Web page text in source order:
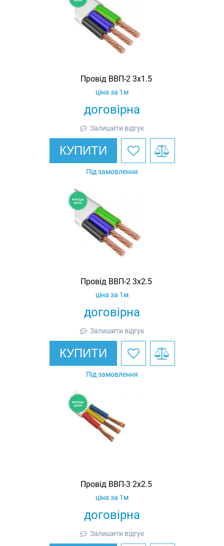
Провід ВВП-2 3х1.5
договірна
ціна за 1м
Залишити відгук
КУПИТИ
Під замовлення
Провід ВВП-2 3х2.5
договірна
ціна за 1м
Залишити відгук
КУПИТИ
Під замовлення
Провід ВВП-3 2х2.5
договірна
ціна за 1м
Залишити відгук